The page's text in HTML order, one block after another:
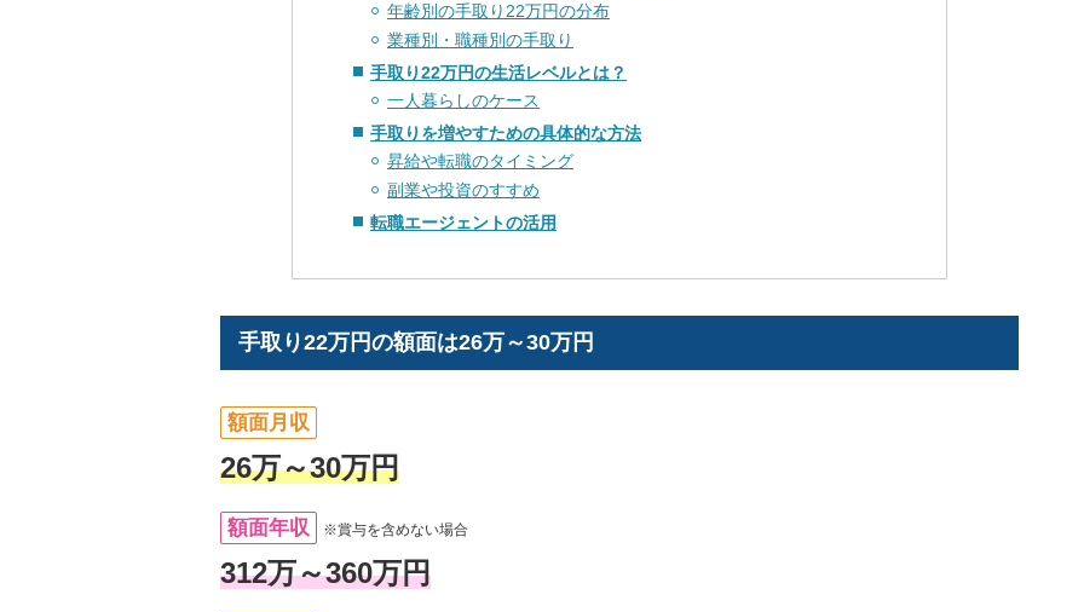
年齢別の手取り22万円の分布
業種別・職種別の手取り
手取り22万円の生活レベルとは？
一人暮らしのケース
手取りを増やすための具体的な方法
昇給や転職のタイミング
副業や投資のすすめ
転職エージェントの活用
手取り22万円の額面は26万～30万円
額面月収
26万～30万円
額面年収 ※賞与を含めない場合
312万～360万円